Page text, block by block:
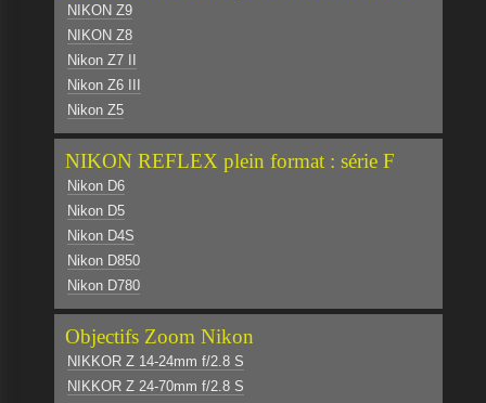
NIKON Z9
NIKON Z8
Nikon Z7 II
Nikon Z6 III
Nikon Z5
NIKON REFLEX plein format : série F
Nikon D6
Nikon D5
Nikon D4S
Nikon D850
Nikon D780
Objectifs Zoom Nikon
NIKKOR Z 14-24mm f/2.8 S
NIKKOR Z 24-70mm f/2.8 S